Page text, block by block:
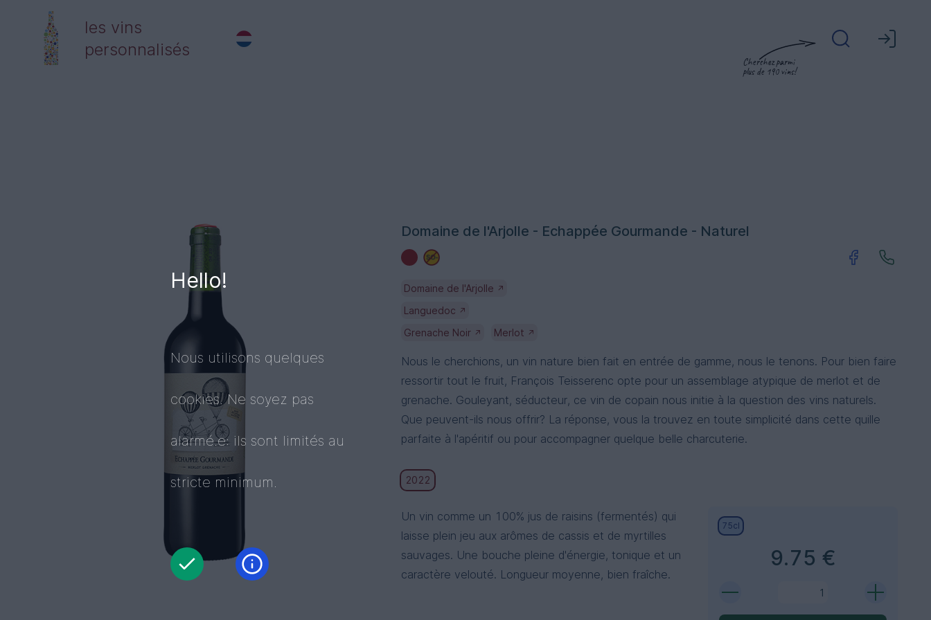
les vins
personnalisés
Cherchez parmi
plus de 190 vins!
Domaine de l'Arjolle - Echappée Gourmande - Naturel
Domaine de l'Arjolle ↗
Languedoc ↗
Grenache Noir ↗ Merlot ↗
Nous le cherchions, un vin nature bien fait en entrée de gamme, nous le tenons. Pour bien faire
ressortir tout le fruit, François Teisserenc opte pour un assemblage atypique de merlot et de
grenache. Gouleyant, séducteur, ce vin de copain nous initie à la question des vins naturels.
Que peuvent-ils nous offrir? La réponse, vous la trouvez en toute simplicité dans cette quille
parfaite à l'apéritif ou pour accompagner quelque belle charcuterie.
2022
Un vin comme un 100% jus de raisins (fermentés) qui
laisse plein jeu aux arômes de cassis et de myrtilles
sauvages. Une bouche pleine d'énergie, tonique et un
caractère velouté. Longueur moyenne, bien fraîche.
75cl
9.75 €
Hello!
Nous utilisons quelques
cookies. Ne soyez pas
alarmé.e: ils sont limités au
stricte minimum.